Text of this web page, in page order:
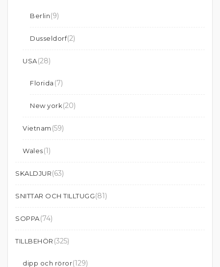
Berlin(9)
Dusseldorf(2)
USA(28)
Florida (7)
New york(20)
Vietnam (59)
Wales(1)
SKALDJUR(63)
SNITTAR OCH TILLTUGG(81)
SOPPA(74)
TILLBEHÖR (325)
dipp och röror(129)